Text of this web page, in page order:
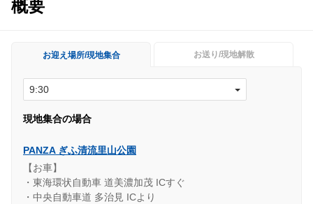
概要
お迎え場所/現地集合 お送り/現地解散
現地集合の場合
PANZA ぎふ清流里山公園
【お車】
・東海環状自動車 道美濃加茂 ICすぐ
・中央自動車道 多治見 ICより